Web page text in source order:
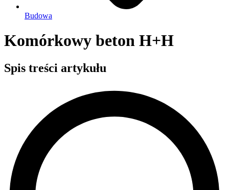
Budowa
Komórkowy beton H+H
Spis treści artykułu